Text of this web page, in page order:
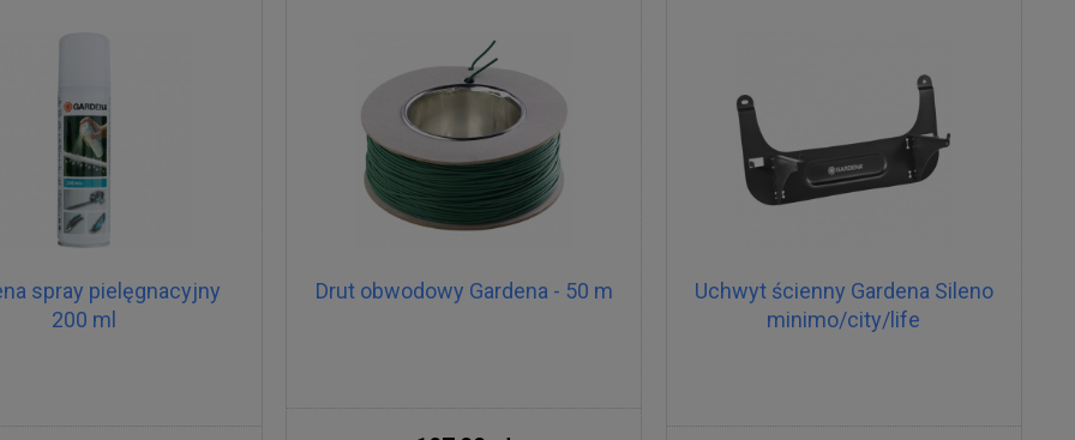
spray pielęgnacyjny
200 ml
Drut obwodowy Gardena - 50 m
Uchwyt ścienny Gardena Sileno
minimo/city/life